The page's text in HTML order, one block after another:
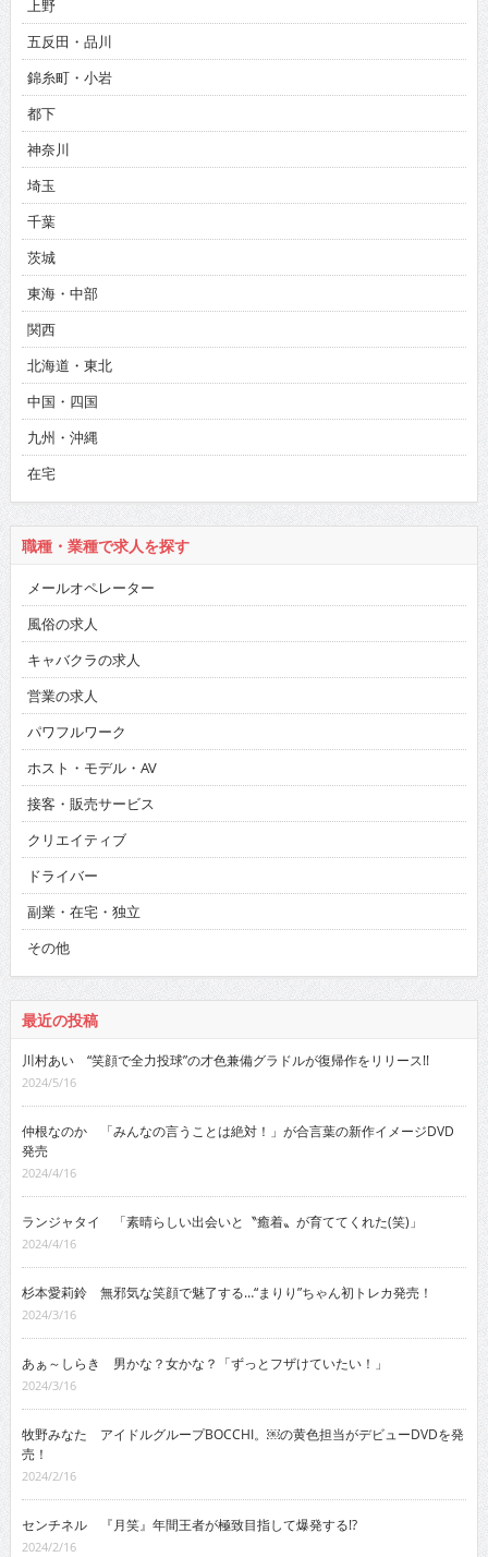
上野
五反田・品川
錦糸町・小岩
都下
神奈川
埼玉
千葉
茨城
東海・中部
関西
北海道・東北
中国・四国
九州・沖縄
在宅
職種・業種で求人を探す
メールオペレーター
風俗の求人
キャバクラの求人
営業の求人
パワフルワーク
ホスト・モデル・AV
接客・販売サービス
クリエイティブ
ドライバー
副業・在宅・独立
その他
最近の投稿
川村あい “笑顔で全力投球”の才色兼備グラドルが復帰作をリリース!!
2024/5/16
仲根なのか 「みんなの言うことは絶対！」が合言葉の新作イメージDVD
発売
2024/4/16
ランジャタイ 「素晴らしい出会いと〝癒着〟が育ててくれた(笑)」
2024/4/16
杉本愛莉鈴 無邪気な笑顔で魅了する…“まりり”ちゃん初トレカ発売！
2024/3/16
あぁ～しらき 男かな？女かな？「ずっとフザけていたい！」
2024/3/16
牧野みなた アイドルグループBOCCHI。￼の黄色担当がデビューDVDを発
売！
2024/2/16
センチネル 『月笑』年間王者が極致目指して爆発する!?
2024/2/16